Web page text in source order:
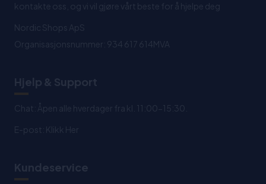
kontakte oss, og vi vil gjøre vårt beste for å hjelpe deg
Nordic Shops ApS
Organisasjonsnummer: 934 617 614MVA
Hjelp & Support
Chat: Åpen alle hverdager fra kl. 11:00-15:30.
E-post: Klikk Her
Kundeservice